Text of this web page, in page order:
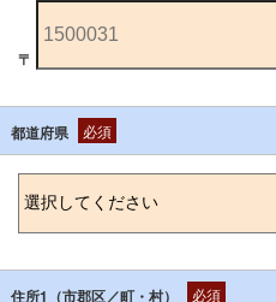
〒
都道府県 必須
住所1（市郡区／町・村） 必須